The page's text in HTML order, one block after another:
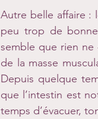
Autre belle affaire
peu trop de
semble que rien
de la masse
Depuis quelque
que l’intestin est
temps d’évacuer,